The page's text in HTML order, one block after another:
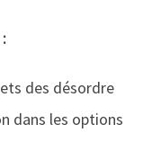
des désordre
dans les options